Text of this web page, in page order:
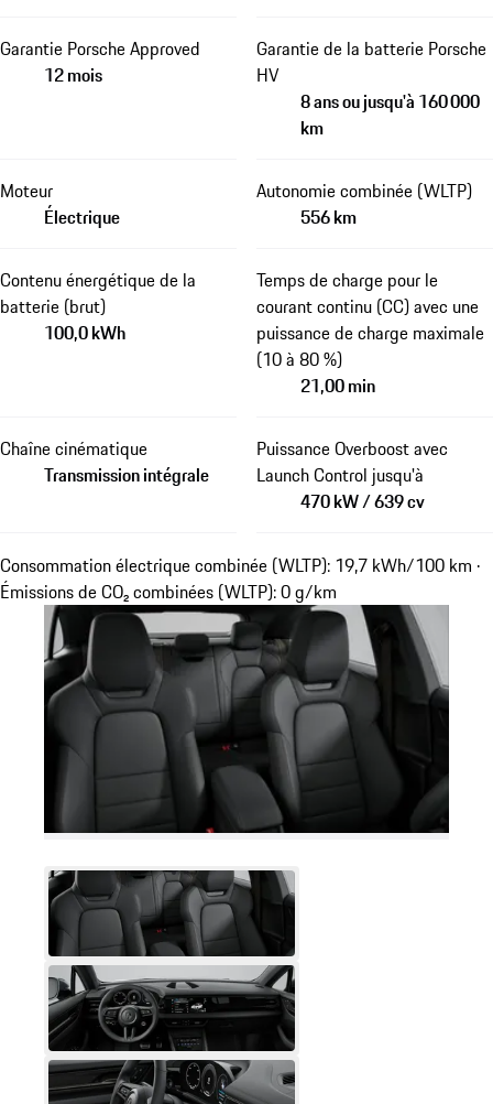
Garantie Porsche Approved
12 mois
Garantie de la batterie Porsche
HV
8 ans ou jusqu'à 160 000
km
Moteur
Électrique
Autonomie combinée (WLTP)
556 km
Contenu énergétique de la
batterie (brut)
100,0 kWh
Temps de charge pour le
courant continu (CC) avec une
puissance de charge maximale
(10 à 80 %)
21,00 min
Chaîne cinématique
Transmission intégrale
Puissance Overboost avec
Launch Control jusqu'à
470 kW / 639 cv
Consommation électrique combinée (WLTP): 19,7 kWh/100 km ·
Émissions de CO₂ combinées (WLTP): 0 g/km